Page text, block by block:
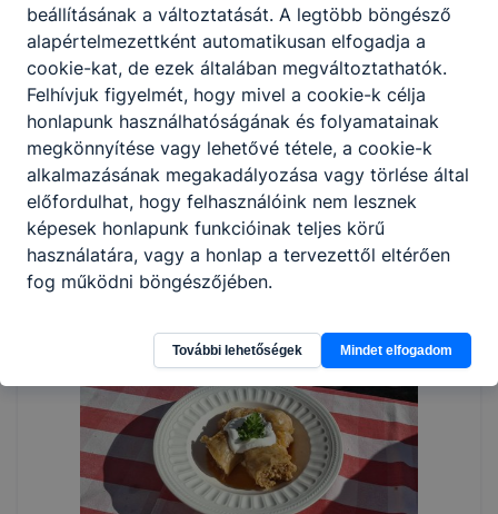
beállításának a változtatását. A legtöbb böngésző
alapértelmezettként automatikusan elfogadja a
cookie-kat, de ezek általában megváltoztathatók.
Felhívjuk figyelmét, hogy mivel a cookie-k célja
honlapunk használhatóságának és folyamatainak
megkönnyítése vagy lehetővé tétele, a cookie-k
alkalmazásának megakadályozása vagy törlése által
előfordulhat, hogy felhasználóink nem lesznek
képesek honlapunk funkcióinak teljes körű
használatára, vagy a honlap a tervezettől eltérően
fog működni böngészőjében.
További lehetőségek Mindet elfogadom